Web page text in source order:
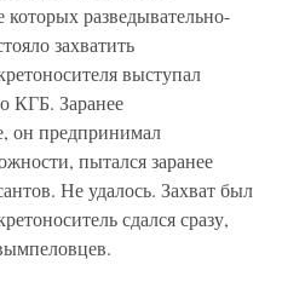
которых разведывательно-
захватить
выступал
КГБ. Заранее
он предпринимал
пытался заранее
Не удалось. Захват был
сдался сразу,